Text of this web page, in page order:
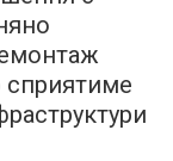
сприятиме